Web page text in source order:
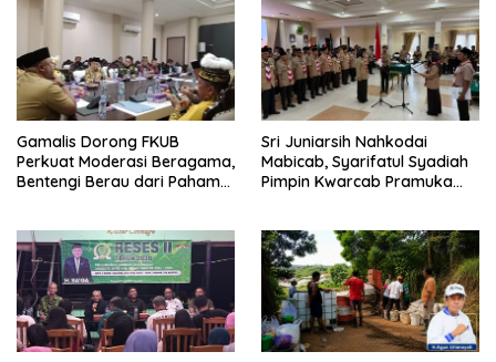
Gamalis Dorong FKUB
Perkuat Moderasi Beragama,
Bentengi Berau dari Paham
Sri Juniarsih Nahkodai
Mabicab, Syarifatul Syadiah
Pimpin Kwarcab Pramuka